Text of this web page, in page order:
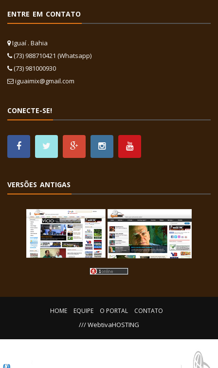
ENTRE EM CONTATO
Iguaí . Bahia
(73) 988710421 (Whatsapp)
(73) 981000930
iguaimix@gmail.com
CONECTE-SE!
VERSÕES ANTIGAS
HOME EQUIPE O PORTAL CONTATO
/// WebtivaHOSTING